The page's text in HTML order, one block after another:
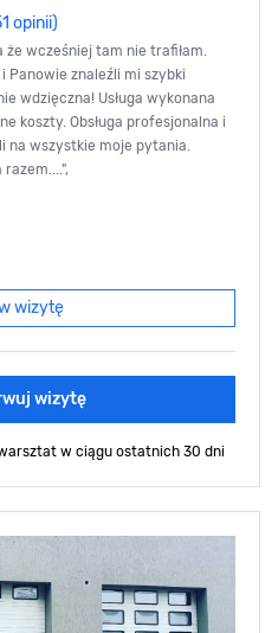
opinii)
wcześniej tam nie trafiłam.
Panowie znaleźli mi szybki
wdzięczna! Usługa wykonana
koszty. Obsługa profesjonalna i
na wszystkie moje pytania.
wizytę
wizytę
w ciągu ostatnich 30 dni